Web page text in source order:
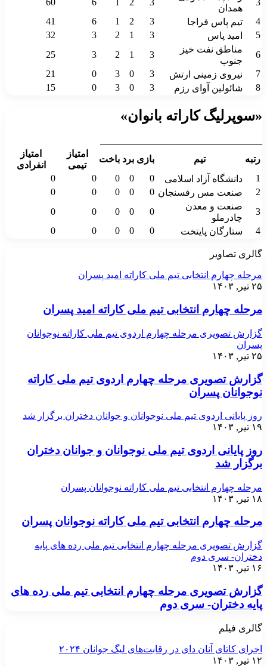
همدان
4
تیم پاس فراجا 3
2
1
6
41
5
امید پاس 3
1
2
3
32
6
مناطق نفت خیز
جنوب
3
1
2
3
25
7
نیروی زمینی ارتش 3
0
3
0
21
8
شائولین آوای رزم 3
0
3
0
15
«سوپرلیگ کاراته بانوان»
رتبه
تیم بازی برد باخت
امتیاز
تیمی
امتیاز
انفرادی
1
دانشگاه آزاد اسلامی 0
0
0
0
0
2
صنعت مس رفسنجان 0
0
0
0
0
3
صنعت و معدن
چادرملو
0
0
0
0
0
4
ستارگان پایتخت 0
0
0
0
0
گالری تصاویر
مرحله چهارم انتخابی تیم ملی کاراته امید پسران
۲۵ تیر, ۱۴۰۳
مرحله چهارم انتخابی تیم ملی کاراته امید پسران
گزارش تصویری مرحله چهارم اردوی تیم ملی کاراته نوجوانان
پسران
۲۵ تیر, ۱۴۰۳
گزارش تصویری مرحله چهارم اردوی تیم ملی کاراته
نوجوانان پسران
روز پایانی اردوی تیم ملی نوجوانان و جوانان دختران برگزار شد
۱۹ تیر, ۱۴۰۳
روز پایانی اردوی تیم ملی نوجوانان و جوانان دختران
برگزار شد
مرحله چهارم انتخابی تیم ملی کاراته نوجوانان پسران
۱۸ تیر, ۱۴۰۳
مرحله چهارم انتخابی تیم ملی کاراته نوجوانان پسران
گزارش تصویری مرحله چهارم انتخابی تیم ملی رده های پایه
دختران- سری دوم
۱۶ تیر, ۱۴۰۳
گزارش تصویری مرحله چهارم انتخابی تیم ملی رده های
پایه دختران- سری دوم
گالری فیلم
اجرای کاتای آنان دای در رقابت‌های لیگ جوانان ۲۰۲۴
۱۲ تیر, ۱۴۰۳